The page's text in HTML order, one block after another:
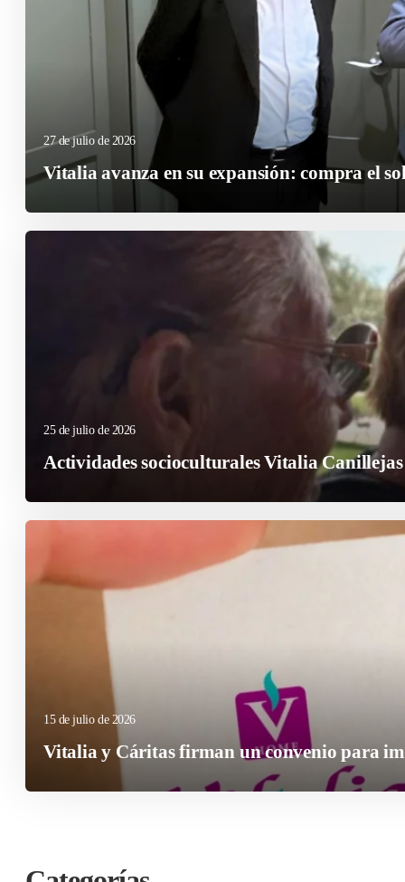
27 de julio de 2026
Vitalia avanza en su expansión: compra el
25 de julio de 2026
Actividades socioculturales Vitalia Canillejas
15 de julio de 2026
Vitalia y Cáritas firman un convenio para